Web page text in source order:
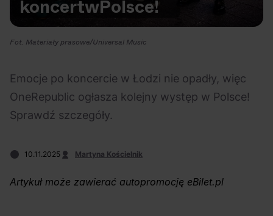
Na czasie
Polecane Scena Impostora 06.08.2026
prawdziwym fanem
Chivasa?
inicjatywą eBilet
jednoczącą fanów
koncertwPolsce!
Fot. Materiały prasowe/Universal Music
Emocje po koncercie w Łodzi nie opadły, więc
OneRepublic ogłasza kolejny występ w Polsce!
Sprawdź szczegóły.
10.11.2025 Martyna Kościelnik
Artykuł może zawierać autopromocję eBilet.pl